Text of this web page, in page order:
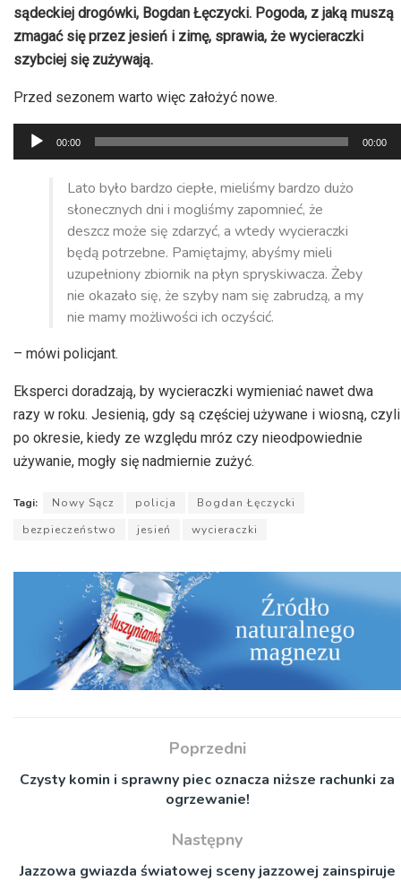
sądeckiej drogówki, Bogdan Łęczycki. Pogoda, z jaką muszą
zmagać się przez jesień i zimę, sprawia, że wycieraczki
szybciej się zużywają.
Przed sezonem warto więc założyć nowe.
Odtwarzacz
plików
dźwiękowych
00:00 00:00
Lato było bardzo ciepłe, mieliśmy bardzo dużo
słonecznych dni i mogliśmy zapomnieć, że
deszcz może się zdarzyć, a wtedy wycieraczki
będą potrzebne. Pamiętajmy, abyśmy mieli
uzupełniony zbiornik na płyn spryskiwacza. Żeby
nie okazało się, że szyby nam się zabrudzą, a my
nie mamy możliwości ich oczyścić.
– mówi policjant.
Eksperci doradzają, by wycieraczki wymieniać nawet dwa
razy w roku. Jesienią, gdy są częściej używane i wiosną, czyli
po okresie, kiedy ze względu mróz czy nieodpowiednie
używanie, mogły się nadmiernie zużyć.
Tagi: Nowy Sącz policja
Bogdan Łęczycki
bezpieczeństwo
jesień wycieraczki
Poprzedni
Czysty komin i sprawny piec oznacza niższe rachunki za
ogrzewanie!
Następny
Jazzowa gwiazda światowej sceny jazzowej zainspiruje